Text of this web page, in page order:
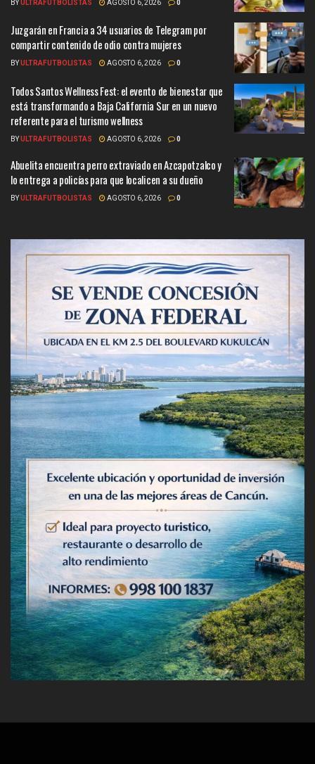
BYULTRAFUTBOLISTAS AGOSTO 6, 2026 0
Juzgarán en Francia a 34 usuarios de Telegram por
compartir contenido de odio contra mujeres
BYULTRAFUTBOLISTAS AGOSTO 6, 2026 0
Todos Santos Wellness Fest: el evento de bienestar que
está transformando a Baja California Sur en un nuevo
referente para el turismo wellness
BYULTRAFUTBOLISTAS AGOSTO 6, 2026 0
Abuelita encuentra perro extraviado en Azcapotzalco y
lo entrega a policías para que localicen a su dueño
BYULTRAFUTBOLISTAS AGOSTO 6, 2026 0